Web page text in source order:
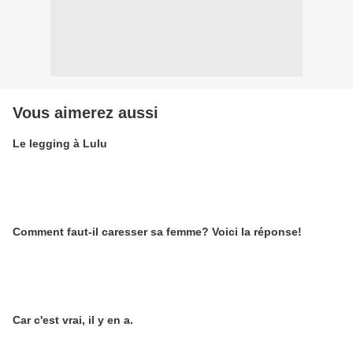
Vous aimerez aussi
Le legging à Lulu
Comment faut-il caresser sa femme? Voici la réponse!
Car c'est vrai, il y en a.